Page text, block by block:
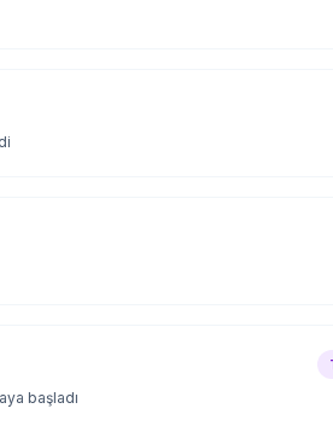
başladı